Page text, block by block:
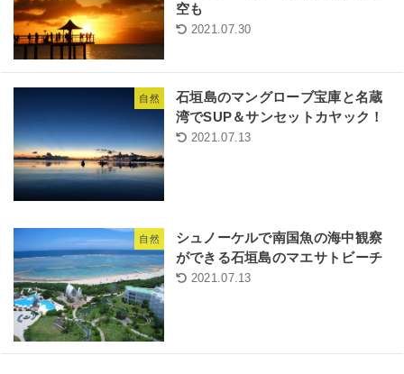
空も
2021.07.30
自然
石垣島のマングローブ宝庫と名蔵
湾でSUP＆サンセットカヤック！
2021.07.13
自然
シュノーケルで南国魚の海中観察
ができる石垣島のマエサトビーチ
2021.07.13